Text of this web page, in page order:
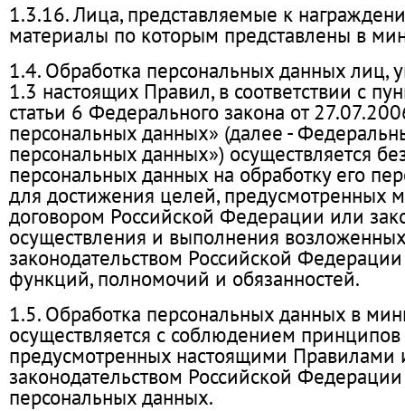
1.3.16. Лица, представляемые к
материалы по которым представлены в
1.4. Обработка персональных данных лиц,
1.3 настоящих Правил, в соответствии с
статьи 6 Федерального закона от
персональных данных» (далее -
персональных данных») осуществляется
персональных данных на обработку его
для достижения целей, предусмотренных
договором Российской Федерации или
осуществления и выполнения возложенных
законодательством Российской
функций, полномочий и обязанностей.
1.5. Обработка персональных данных в
осуществляется с соблюдением
предусмотренных настоящими Правилами
законодательством Российской
персональных данных.